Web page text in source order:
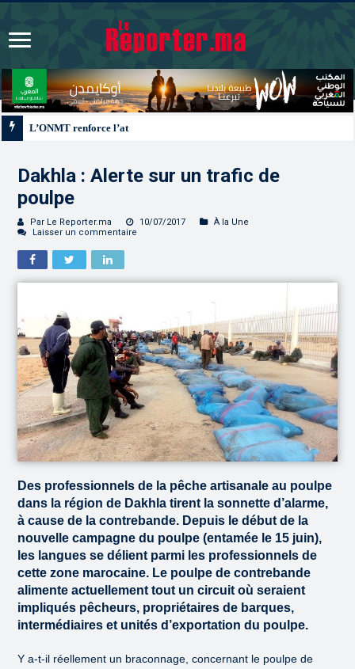
Dakhla : Alerte sur un trafic de
poulpe
Par Le Reporter.ma 10/07/2017
À la Une
Laisser un commentaire
Des professionnels de la pêche artisanale au poulpe
dans la région de Dakhla tirent la sonnette d’alarme,
à cause de la contrebande. Depuis le début de la
nouvelle campagne du poulpe (entamée le 15 juin),
les langues se délient parmi les professionnels de
cette zone marocaine. Le poulpe de contrebande
alimente actuellement tout un circuit où seraient
impliqués pêcheurs, propriétaires de barques,
intermédiaires et unités d’exportation du poulpe.
Y a-t-il réellement un braconnage, concernant le poulpe de